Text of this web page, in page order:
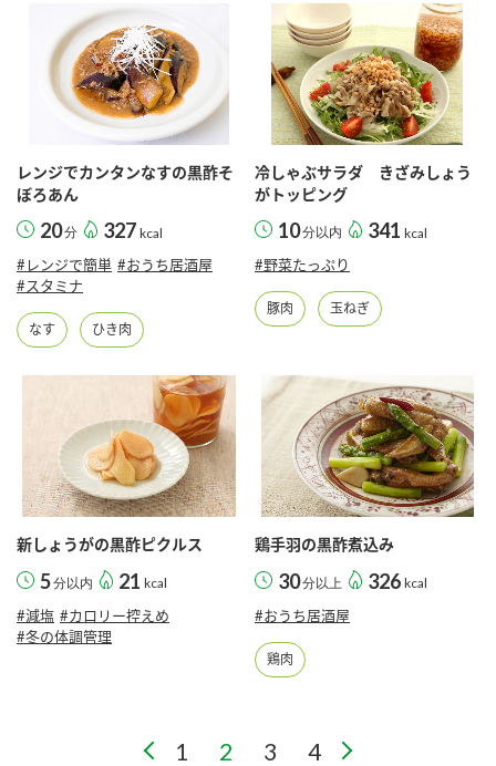
レンジでカンタンなすの黒酢そ
ぼろあん
20分 327 kcal
#レンジで簡単 #おうち居酒屋
#スタミナ
なす ひき肉
冷しゃぶサラダ きざみしょう
がトッピング
10分以内 341 kcal
#野菜たっぷり
豚肉 玉ねぎ
新しょうがの黒酢ピクルス
5分以内 21 kcal
#減塩 #カロリー控えめ
#冬の体調管理
鶏手羽の黒酢煮込み
30分以上 326 kcal
#おうち居酒屋
鶏肉
1 2 3 4